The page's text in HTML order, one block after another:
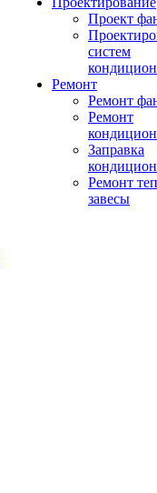
Проект
систем
Ремонт
Ремонт
Ремонт
Заправка
Ремонт
завесы